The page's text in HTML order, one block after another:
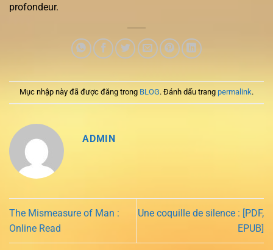
profondeur.
Mục nhập này đã được đăng trong BLOG. Đánh dấu trang permalink.
ADMIN
The Mismeasure of Man :
Online Read
Une coquille de silence : [PDF,
EPUB]